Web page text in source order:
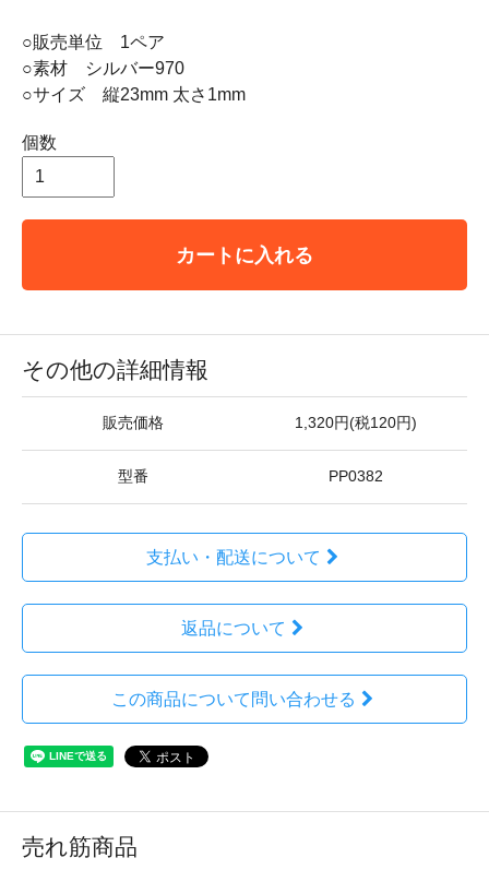
○販売単位 1ペア
○素材 シルバー970
○サイズ 縦23mm 太さ1mm
個数
カートに入れる
その他の詳細情報
販売価格 1,320円(税120円)
型番 PP0382
支払い・配送について
返品について
この商品について問い合わせる
売れ筋商品